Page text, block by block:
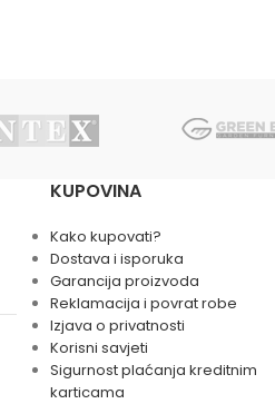
KUPOVINA
Kako kupovati?
Dostava i isporuka
Garancija proizvoda
Reklamacija i povrat robe
Izjava o privatnosti
Korisni savjeti
Sigurnost plaćanja kreditnim
karticama